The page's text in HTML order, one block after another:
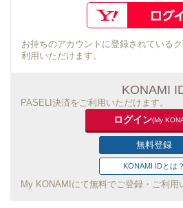
お持ちのアカウントに登録されている
利用いただけます。
KONAMI
PASELI決済をご利用いただけます。
ログイン(My
無料登録
KONAMI IDとは？
My KONAMIにて無料でご登録・ご利用